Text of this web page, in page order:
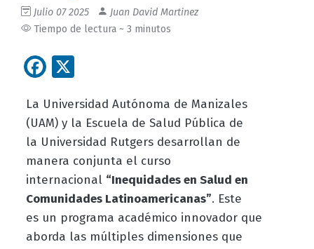
Julio 07 2025
Juan David Martinez
Tiempo de lectura ~ 3 minutos
Facebook
La Universidad Autónoma de Manizales
(UAM) y la Escuela de Salud Pública de
la Universidad Rutgers desarrollan de
manera conjunta el curso
internacional “Inequidades en Salud en
Comunidades Latinoamericanas”. Este
es un programa académico innovador que
aborda las múltiples dimensiones que